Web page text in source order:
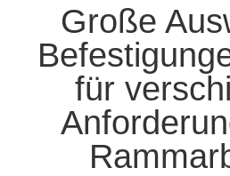
SHOW
ÜBER
Große
für